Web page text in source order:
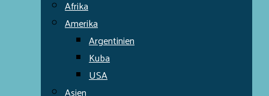
Afrika
Amerika
Argentinien
Kuba
USA
Asien